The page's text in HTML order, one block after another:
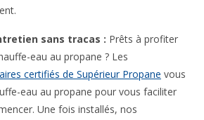
sans tracas : Prêts à profiter
eau au propane ? Les
certifiés de Supérieur Propane vous
eau au propane pour vous faciliter
Une fois installés, nos